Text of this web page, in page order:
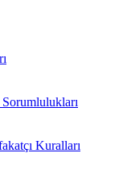
Kuralları